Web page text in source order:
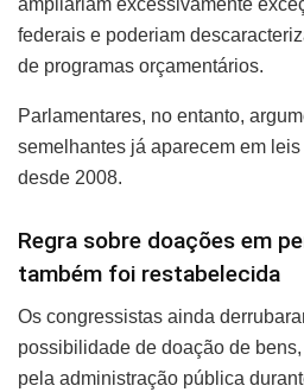
ampliariam excessivamente
federais e poderiam
de programas orçamentários.
Parlamentares, no entanto,
semelhantes já aparecem em
desde 2008.
Regra sobre doações em
também foi restabelecida
Os congressistas ainda
possibilidade de doação de
pela administração pública